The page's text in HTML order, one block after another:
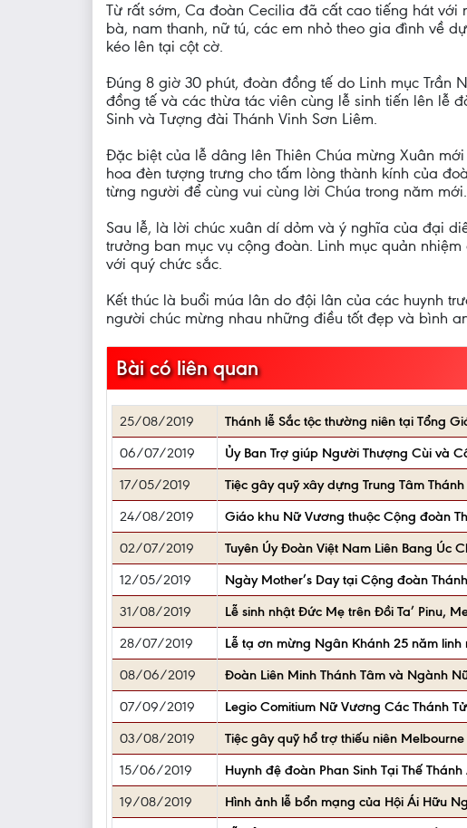
Từ rất sớm, Ca đoàn Cecilia đã cất cao tiếng hát
bà, nam thanh, nữ tú, các em nhỏ theo gia đình về
kéo lên tại cột cờ.
Đúng 8 giờ 30 phút, đoàn đồng tế do Linh mục Trần
đồng tế và các thừa tác viên cùng lễ sinh tiến lên lễ
Sinh và Tượng đài Thánh Vinh Sơn Liêm.
Đặc biệt của lễ dâng lên Thiên Chúa mừng Xuân
hoa đèn tượng trưng cho tấm lòng thành kính của
từng người để cùng vui cùng lời Chúa trong năm mới.
Sau lễ, là lời chúc xuân dí dỏm và ý nghĩa của đại
trưởng ban mục vụ cộng đoàn. Linh mục quản
với quý chức sắc.
Kết thúc là buổi múa lân do đội lân của các huynh
người chúc mừng nhau những điều tốt đẹp và bình
Bài có liên quan
25/08/2019 Thánh lễ Sắc tộc thường niên tại Tổng
06/07/2019
Ủy Ban Trợ giúp Người Thượng Cùi và
17/05/2019
Tiệc gây quỹ xây dựng Trung Tâm
24/08/2019
Giáo khu Nữ Vương thuộc Cộng đoàn
02/07/2019
Tuyên Úy Đoàn Việt Nam Liên Bang Úc
12/05/2019
Ngày Mother’s Day tại Cộng đoàn
31/08/2019
Lễ sinh nhật Đức Mẹ trên Đồi Ta’ Pinu,
28/07/2019
Lễ tạ ơn mừng Ngân Khánh 25 năm
08/06/2019
Đoàn Liên Minh Thánh Tâm và Ngành
07/09/2019
Legio Comitium Nữ Vương Các Thánh
03/08/2019
Tiệc gây quỹ hổ trợ thiếu niên
15/06/2019
Huynh đệ đoàn Phan Sinh Tại Thế
19/08/2019
Hình ảnh lễ bổn mạng của Hội Ái Hữu